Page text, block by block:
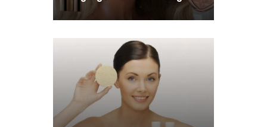
om bruk av highlighter